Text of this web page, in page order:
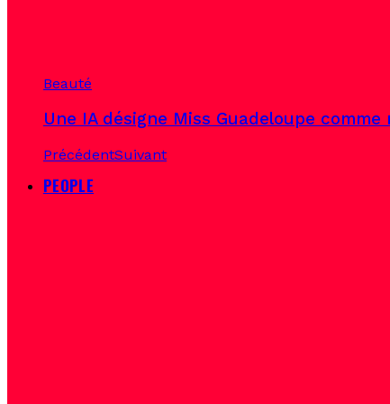
Beauté
Une IA désigne Miss Guadeloupe
PrécédentSuivant
PEOPLE